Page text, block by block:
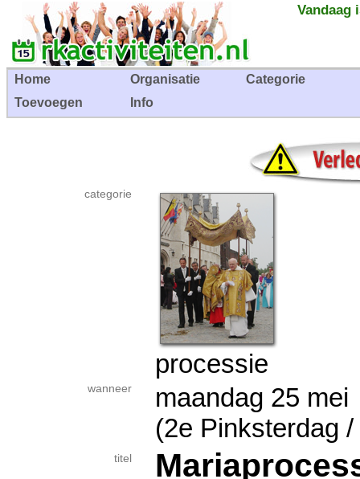
Vandaag
Home Organisatie
Categorie
Toevoegen
Info
categorie
processie
wanneer
maandag 25
(2e Pinksterdag
titel